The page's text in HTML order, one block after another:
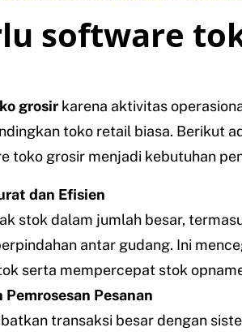
software
grosirkarena aktivitas
toko retail biasa. Berikut
toko grosir menjadi kebutuhan
dan Efisien
stok dalam jumlah besar,
antar gudang. Ini
serta mempercepat stok
Pesanan
transaksi besar dengan